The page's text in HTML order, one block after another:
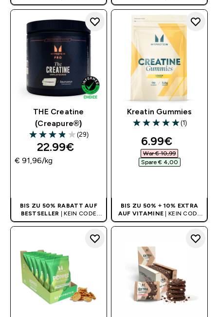
BENÖTIGT
BENÖTIGT
THE Creatine
(Creapure®)
3.9 out of 5 stars
(29)
22.99€‎
€ 91,96‎/kg
BIS ZU 50% RABATT AUF
BESTSELLER
| KEIN CODE
BENÖTIGT
Kreatin Gummies
5 out of 5 stars
(1)
discounted
6.99€‎
War € 10,99‎
Spare € 4,00‎
BIS ZU 50% + 10% EXTRA
AUF VITAMINE
| KEIN CODE
BENÖTIGT